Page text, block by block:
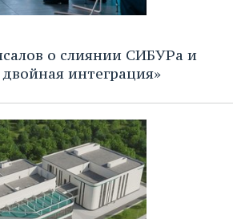
о слиянии СИБУРа и
интеграция»